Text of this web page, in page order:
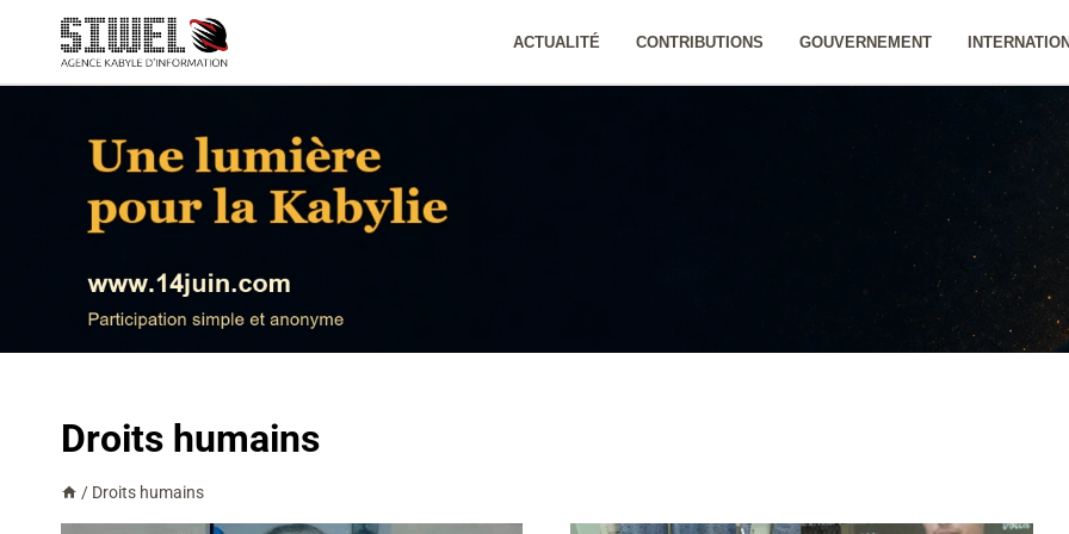
contenu
ACTUALITÉ CONTRIBUTIONS GOUVERNEMENT
Droits humains
/ Droits humains